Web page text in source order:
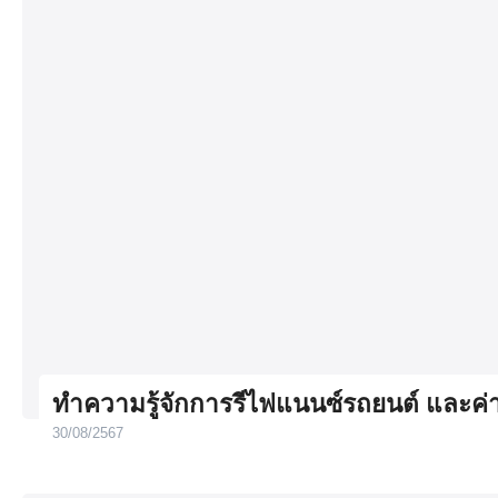
ทำความรู้จักการรีไฟแนนซ์รถยนต์ และ
30/08/2567